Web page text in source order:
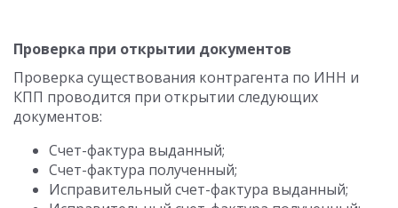
Проверка при открытии документов
Проверка существования контрагента по ИНН и
КПП проводится при открытии следующих
документов:
Счет-фактура выданный;
Счет-фактура полученный;
Исправительный счет-фактура выданный;